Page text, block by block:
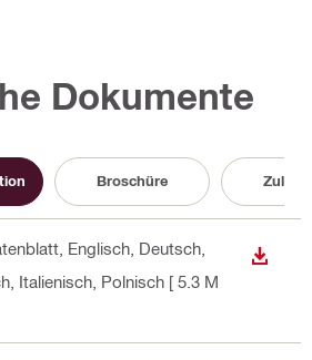
Dokumente
Broschüre
, Englisch, Deutsch,
Italienisch, Polnisch [ 5.3 M